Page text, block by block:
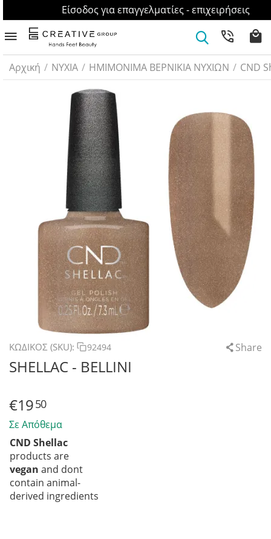
Είσοδος για επαγγελματίες - επιχειρήσεις
Αρχική / ΝΥΧΙΑ / ΗΜΙMONIMA ΒΕΡΝΙΚΙΑ ΝΥΧΙΩΝ / CND
ΚΩΔΙΚΟΣ (SKU): 92494 Share
SHELLAC - BELLINI
€1950
Σε Απόθεμα
CND Shellac
products are
vegan and dont
contain animal-
derived ingredients